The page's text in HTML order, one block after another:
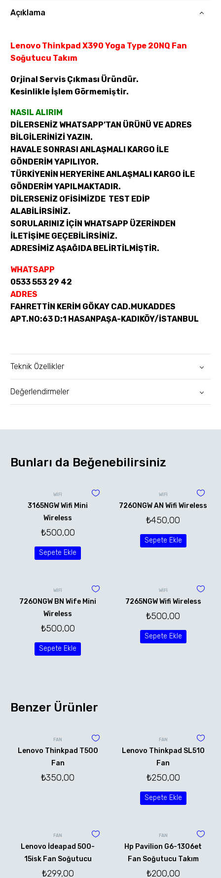
Açıklama
Lenovo Thinkpad X390 Yoga Type 20NQ Fan
Soğutucu Takım
Orjinal Servis Çıkması Üründür.
Kesinlikle İşlem Görmemiştir.
NASIL ALIRIM
DİLERSENİZ WHATSAPP’TAN ÜRÜNÜ VE ADRES
BİLGİLERİNİZİ YAZIN.
HAVALE SONRASI ANLAŞMALI KARGO İLE
GÖNDERİM YAPILIYOR.
TÜRKİYENİN HERYERİNE ANLAŞMALI KARGO İLE
GÖNDERİM YAPILMAKTADIR.
DİLERSENİZ OFİSİMİZDE TEST EDİP
ALABİLİRSİNİZ.
SORULARINIZ İÇİN WHATSAPP ÜZERİNDEN
İLETİŞİME GEÇEBİLİRSİNİZ.
ADRESİMİZ AŞAĞIDA BELİRTİLMİŞTİR.
WHATSAPP
0533 553 29 42
ADRES
FAHRETTİN KERİM GÖKAY CAD.MUKADDES
APT.NO:63 D:1 HASANPAŞA-KADIKÖY/İSTANBUL
Teknik Özellikler
Değerlendirmeler
Bunları da Beğenebilirsiniz
WİFİ
3165NGW Wifi Mini
Wireless
₺500,00
Sepete Ekle
WİFİ
7260NGW AN Wifi Wireless
₺450,00
Sepete Ekle
WİFİ
7260NGW BN Wife Mini
Wireless
₺500,00
Sepete Ekle
WİFİ
7265NGW Wifi Wireless
₺500,00
Sepete Ekle
Benzer Ürünler
FAN
Lenovo Thinkpad T500
Fan
₺350,00
FAN
Lenovo Thinkpad SL510
Fan
₺250,00
Sepete Ekle
FAN
Lenovo İdeapad 500-
15isk Fan Soğutucu
₺299,00
FAN
Hp Pavilion G6-1306et
Fan Soğutucu Takım
₺200,00